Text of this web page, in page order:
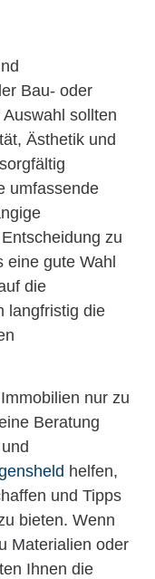
Bau- oder
sollten
Ästhetik und
umfassende
zu
gute Wahl
die
langfristig die
nur zu
Beratung
helfen,
und Tipps
bieten. Wenn
Materialien oder
Ihnen die